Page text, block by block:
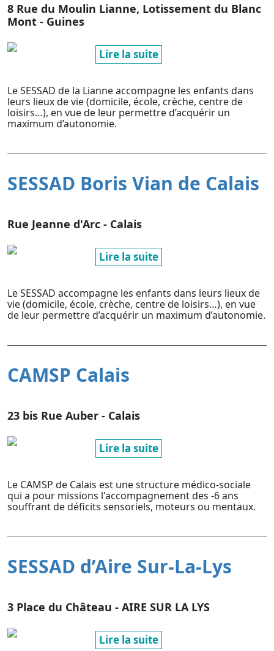
8 Rue du Moulin Lianne, Lotissement du Blanc
Mont - Guines
Lire la suite
Le SESSAD de la Lianne accompagne les enfants dans
leurs lieux de vie (domicile, école, crèche, centre de
loisirs…), en vue de leur permettre d’acquérir un
maximum d’autonomie.
SESSAD Boris Vian de Calais
Rue Jeanne d'Arc - Calais
Lire la suite
Le SESSAD accompagne les enfants dans leurs lieux de
vie (domicile, école, crèche, centre de loisirs…), en vue
de leur permettre d’acquérir un maximum d’autonomie.
CAMSP Calais
23 bis Rue Auber - Calais
Lire la suite
Le CAMSP de Calais est une structure médico-sociale
qui a pour missions l'accompagnement des -6 ans
souffrant de déficits sensoriels, moteurs ou mentaux.
SESSAD d’Aire Sur-La-Lys
3 Place du Château - AIRE SUR LA LYS
Lire la suite